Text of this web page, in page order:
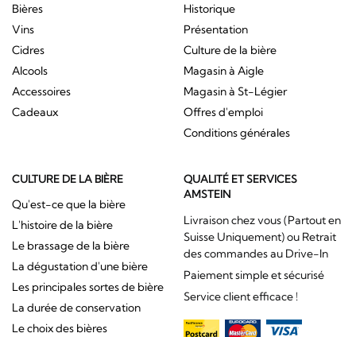
Bières
Vins
Cidres
Alcools
Accessoires
Cadeaux
Historique
Présentation
Culture de la bière
Magasin à Aigle
Magasin à St-Légier
Offres d'emploi
Conditions générales
CULTURE DE LA BIÈRE
Qu'est-ce que la bière
L'histoire de la bière
Le brassage de la bière
La dégustation d'une bière
Les principales sortes de bière
La durée de conservation
Le choix des bières
QUALITÉ ET SERVICES
AMSTEIN
Livraison chez vous (Partout en
Suisse Uniquement) ou Retrait
des commandes au Drive-In
Paiement simple et sécurisé
Service client efficace !